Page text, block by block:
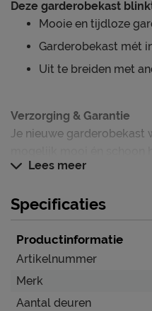
Deze garderobekast
Mooie en tijdloze
Garderobekast mét
Uit te breiden met
Verzorging & Garantie
Je nieuwe
schoonmaakinstructies,
om te weten’.
Lees meer
Specificaties
Productinformatie
Artikelnummer
Merk
Aantal deuren